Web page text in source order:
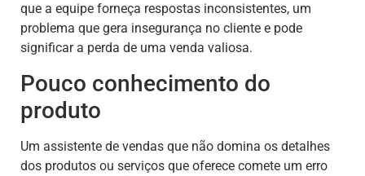
que a equipe forneça respostas inconsistentes, um
problema que gera insegurança no cliente e pode
significar a perda de uma venda valiosa.
Pouco conhecimento do
produto
Um assistente de vendas que não domina os detalhes
dos produtos ou serviços que oferece comete um erro